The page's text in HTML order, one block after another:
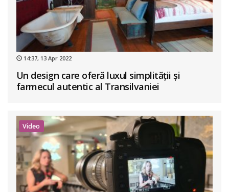
14:37, 13 Apr 2022
Un design care oferă luxul simplității și
farmecul autentic al Transilvaniei
Video